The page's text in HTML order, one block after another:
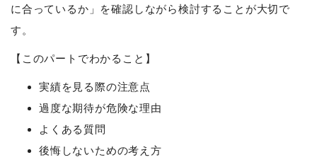
に合っているか」を確認しながら検討することが大切で
す。
【このパートでわかること】
実績を見る際の注意点
過度な期待が危険な理由
よくある質問
後悔しないための考え方